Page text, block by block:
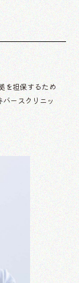
を担保するため
バースクリニッ